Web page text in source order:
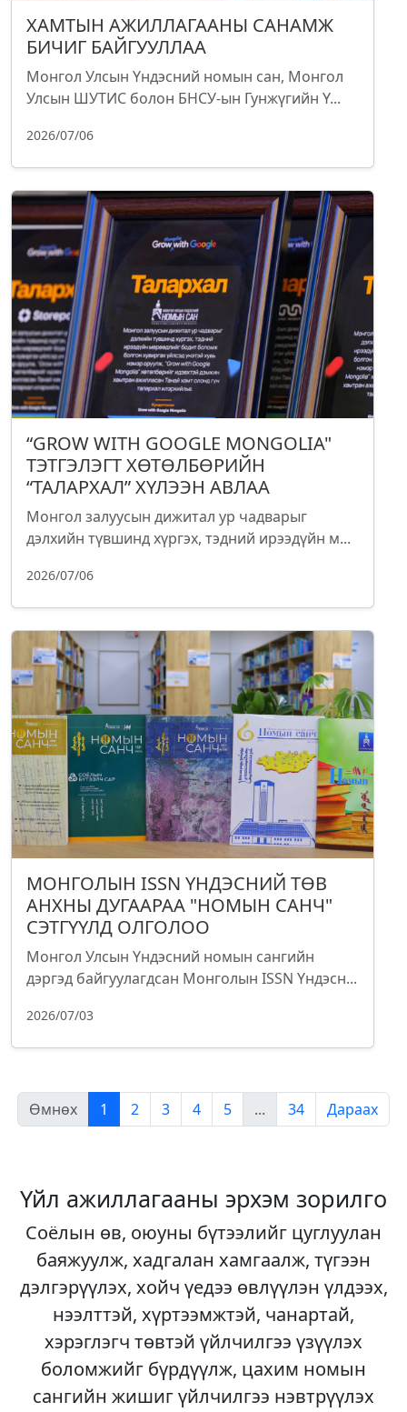
ХАМТЫН АЖИЛЛАГААНЫ САНАМЖ
БИЧИГ БАЙГУУЛЛАА
Монгол Улсын Үндэсний номын сан, Монгол
Улсын ШУТИС болон БНСУ-ын Гунжүгийн Ү...
2026/07/06
“GROW WITH GOOGLE MONGOLIA"
ТЭТГЭЛЭГТ ХӨТӨЛБӨРИЙН
“ТАЛАРХАЛ” ХҮЛЭЭН АВЛАА
Монгол залуусын дижитал ур чадварыг
дэлхийн түвшинд хүргэх, тэдний ирээдүйн м...
2026/07/06
МОНГОЛЫН ISSN ҮНДЭСНИЙ ТӨВ
АНХНЫ ДУГААРАА "НОМЫН САНЧ"
СЭТГҮҮЛД ОЛГОЛОО
Монгол Улсын Үндэсний номын сангийн
дэргэд байгуулагдсан Монголын ISSN Үндэсн...
2026/07/03
Өмнөх 1 2 3 4 5 ... 34 Дараах
Үйл ажиллагааны эрхэм зорилго
Соёлын өв, оюуны бүтээлийг цуглуулан
баяжуулж, хадгалан хамгаалж, түгээн
дэлгэрүүлэх, хойч үедээ өвлүүлэн үлдээх,
нээлттэй, хүртээмжтэй, чанартай,
хэрэглэгч төвтэй үйлчилгээ үзүүлэх
боломжийг бүрдүүлж, цахим номын
сангийн жишиг үйлчилгээ нэвтрүүлэх